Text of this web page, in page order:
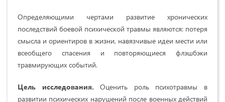
Определяющими чертами развитие хронических
последствий боевой психической травмы являются: потеря
смысла и ориентиров в жизни, навязчивые идеи мести или
всеобщего спасения и повторяющиеся флэшбэки
травмирующих событий.
Цель исследования.Оценить роль психотравмы в
развитии психических нарушений после военных действий